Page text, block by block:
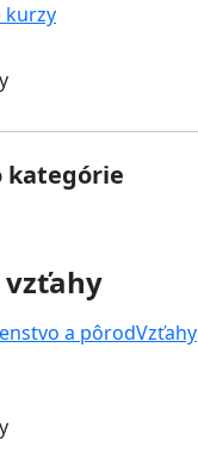
kurzy
kategórie
vzťahy
a pôrodVzťahy